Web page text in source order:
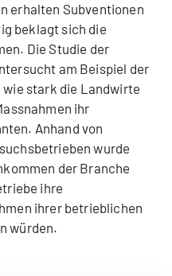
erhalten Subventionen
beklagt sich die
Die Studie der
am Beispiel der
stark die Landwirte
ihr
Anhand von
wurde
der Branche
ihre
ihrer betrieblichen
würden.